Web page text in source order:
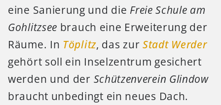
eine Sanierung und die Freie Schule am
Gohlitzsee brauch eine Erweiterung der
Räume. In Töplitz, das zur Stadt Werder
gehört soll ein Inselzentrum gesichert
werden und der Schützenverein Glindow
braucht unbedingt ein neues Dach.